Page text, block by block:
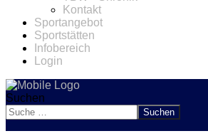
Kontakt
Sportangebot
Sportstätten
Infobereich
Login
Suchen
Suchen